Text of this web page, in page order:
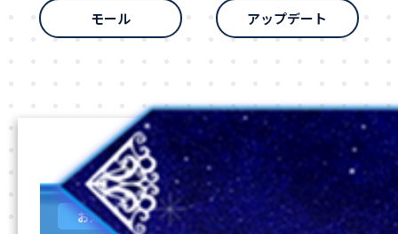
モール アップデート
お知らせ 2026-06-25